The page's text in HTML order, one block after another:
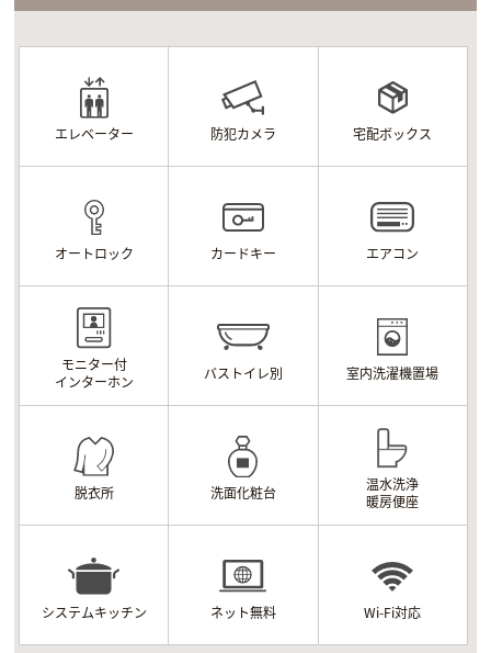
エレベーター 防犯カメラ 宅配ボックス
オートロック カードキー エアコン
モニター付
インターホン
バストイレ別 室内洗濯機置場
脱衣所 洗面化粧台
温水洗浄
暖房便座
システムキッチン ネット無料 Wi-Fi対応